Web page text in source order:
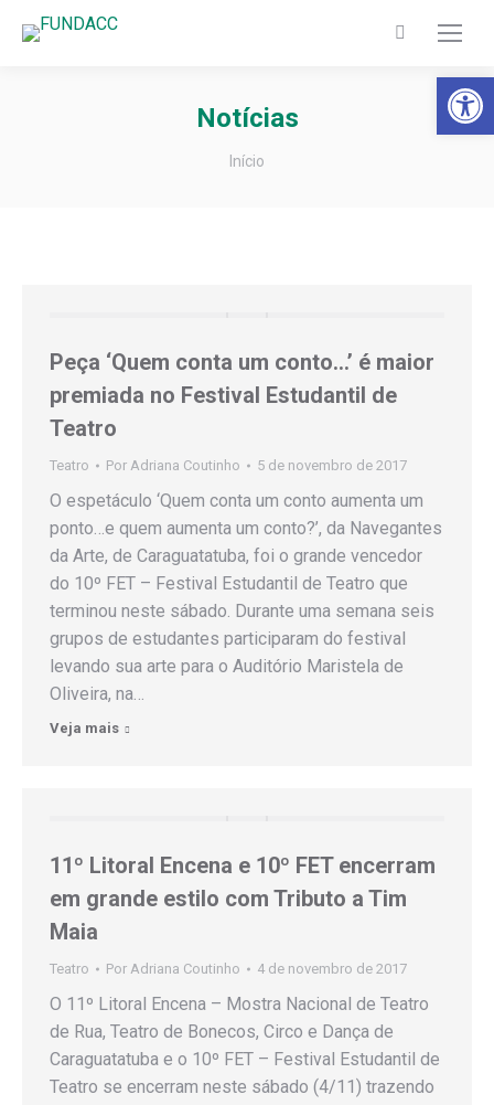
Barra de
Search:
Notícias
Você está aqui:
Início
Peça ‘Quem conta um conto…’ é maior
premiada no Festival Estudantil de
Teatro
Teatro Por Adriana Coutinho 5 de novembro de 2017
O espetáculo ‘Quem conta um conto aumenta um
ponto…e quem aumenta um conto?’, da Navegantes
da Arte, de Caraguatatuba, foi o grande vencedor
do 10º FET – Festival Estudantil de Teatro que
terminou neste sábado. Durante uma semana seis
grupos de estudantes participaram do festival
levando sua arte para o Auditório Maristela de
Oliveira, na…
Veja mais
11º Litoral Encena e 10º FET encerram
em grande estilo com Tributo a Tim
Maia
Teatro Por Adriana Coutinho 4 de novembro de 2017
O 11º Litoral Encena – Mostra Nacional de Teatro
de Rua, Teatro de Bonecos, Circo e Dança de
Caraguatatuba e o 10º FET – Festival Estudantil de
Teatro se encerram neste sábado (4/11) trazendo